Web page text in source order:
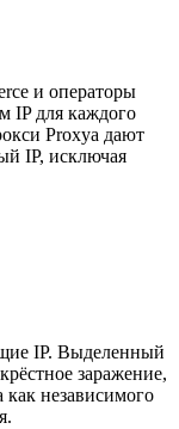
и операторы
IP для каждого
Proxya дают
IP, исключая
IP. Выделенный
заражение,
как независимого